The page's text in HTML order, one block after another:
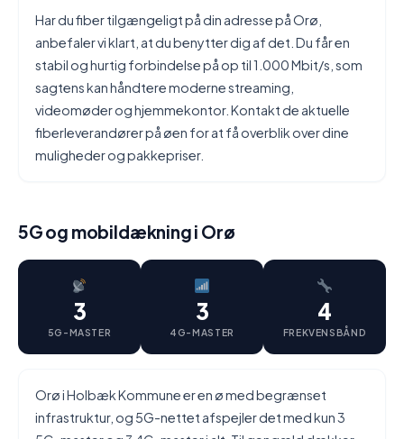
Har du fiber tilgængeligt på din adresse på Orø,
anbefaler vi klart, at du benytter dig af det. Du får en
stabil og hurtig forbindelse på op til 1.000 Mbit/s, som
sagtens kan håndtere moderne streaming,
videomøder og hjemmekontor. Kontakt de aktuelle
fiberleverandører på øen for at få overblik over dine
muligheder og pakkepriser.
5G og mobildækning i Orø
3
5G-MASTER
3
4G-MASTER
4
FREKVENSBÅND
Orø i Holbæk Kommune er en ø med begrænset
infrastruktur, og 5G-nettet afspejler det med kun 3